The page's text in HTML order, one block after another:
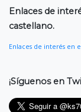
Enlaces de
castellano.
Enlaces de interés en
¡Síguenos en